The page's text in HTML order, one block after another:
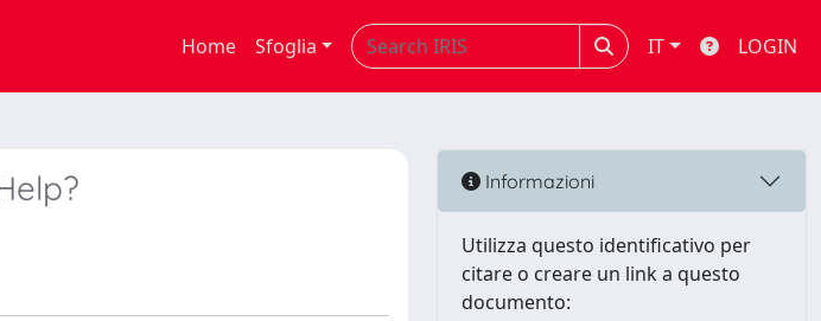
Home Sfoglia IT LOGIN
Informazioni
Utilizza questo identificativo per
citare o creare un link a questo
documento: